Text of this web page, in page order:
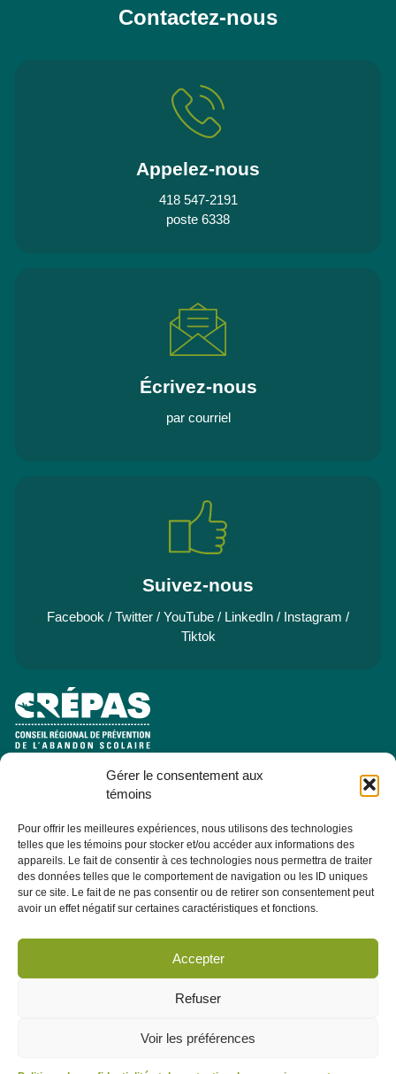
Gérer le consentement aux
témoins
Pour offrir les meilleures expériences, nous utilisons des technologies
telles que les témoins pour stocker et/ou accéder aux informations des
appareils. Le fait de consentir à ces technologies nous permettra de traiter
des données telles que le comportement de navigation ou les ID uniques
sur ce site. Le fait de ne pas consentir ou de retirer son consentement peut
avoir un effet négatif sur certaines caractéristiques et fonctions.
Accepter
Refuser
Voir les préférences
Contactez-nous
Appelez-nous
418 547-2191
poste 6338
Écrivez-nous
par courriel
Suivez-nous
Facebook / Twitter / YouTube / LinkedIn / Instagram /
Tiktok
Pavillon Manicouagan, 7
Jonquière (Québec) G7X 7W2
Consulter la section À PROPOS - ÉQUIPE pour les coordonnées
des membres de l'équipe.
Abonnez-vous dès maintenant à notre infolettre pour recevoir
toutes les actualités, les évènements et autres concernant le